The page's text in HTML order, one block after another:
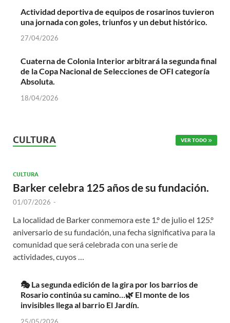
Actividad deportiva de equipos de rosarinos tuvieron
una jornada con goles, triunfos y un debut histórico.
27/04/2026
Cuaterna de Colonia Interior arbitrará la segunda final
de la Copa Nacional de Selecciones de OFI categoría
Absoluta.
18/04/2026
CULTURA VER TODO
CULTURA
Barker celebra 125 años de su fundación.
01/07/2026 -
La localidad de Barker conmemora este 1.º de julio el 125.º
aniversario de su fundación, una fecha significativa para la
comunidad que será celebrada con una serie de
actividades, cuyos …
🎭 La segunda edición de la gira por los barrios de
Rosario continúa su camino…🌿 El monte de los
invisibles llega al barrio El Jardín.